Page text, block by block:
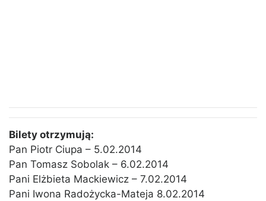
Bilety otrzymują:
Pan Piotr Ciupa – 5.02.2014
Pan Tomasz Sobolak – 6.02.2014
Pani Elżbieta Mackiewicz – 7.02.2014
Pani Iwona Radożycka-Mateja 8.02.2014